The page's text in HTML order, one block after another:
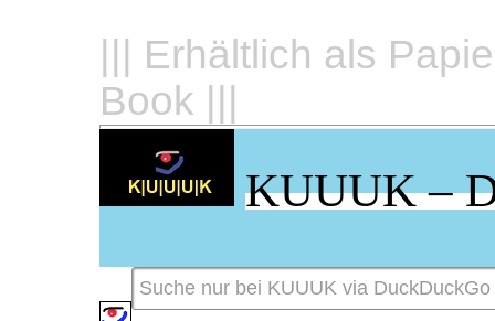
||| Erhältlich als
Book |||
KUUUK –